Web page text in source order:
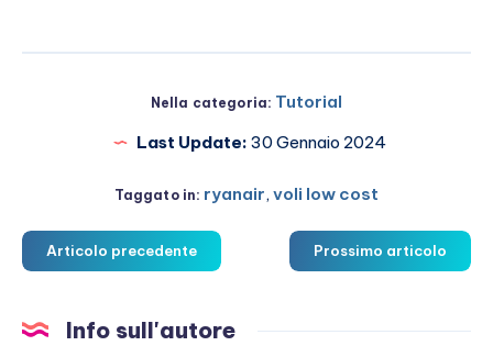
Nella categoria: Tutorial
Last Update: 30 Gennaio 2024
Taggato in: ryanair,voli low cost
Articolo precedente Prossimo articolo
Info sull'autore